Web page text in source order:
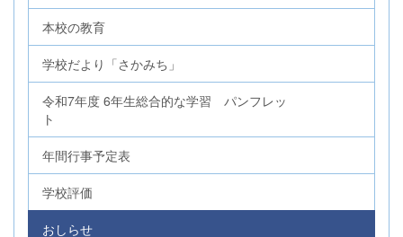
本校の教育
学校だより「さかみち」
令和7年度 6年生総合的な学習 パンフレッ
ト
年間行事予定表
学校評価
おしらせ